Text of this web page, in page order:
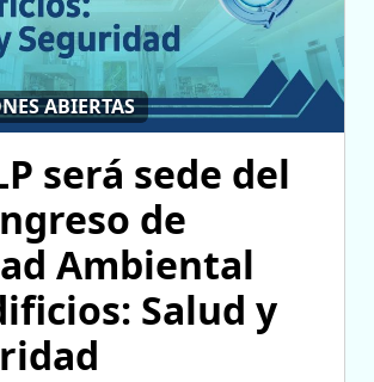
ABIERTAS
será sede del
de
Ambiental
Salud y